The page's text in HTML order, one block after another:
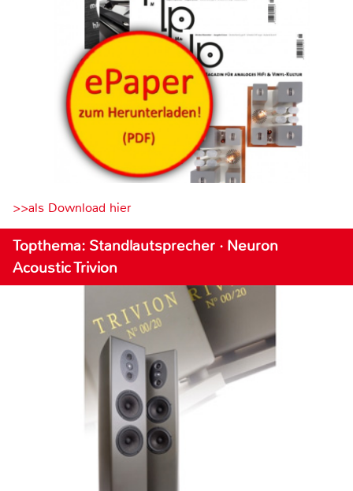
>>als Download hier
Topthema: Standlautsprecher · Neuron
Acoustic Trivion